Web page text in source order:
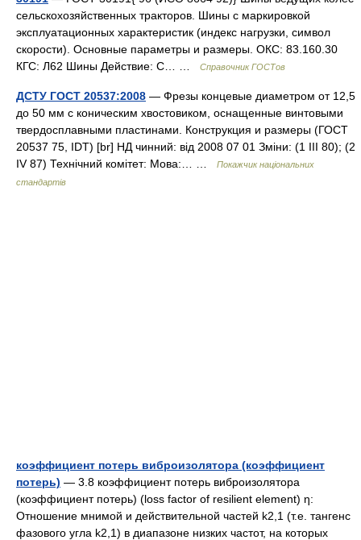
сельскохозяйственных тракторов. Шины с маркировкой
эксплуатационных характеристик (индекс нагрузки, символ
скорости). Основные параметры и размеры. ОКС: 83.160.30
КГС: Л62 Шины Действие: С… …
Справочник ГОСТов
ДСТУ ГОСТ 20537:2008 — Фрезы концевые диаметром от 12,5
до 50 мм с коническим хвостовиком, оснащенные винтовыми
твердосплавными пластинами. Конструкция и размеры (ГОСТ
20537 75, IDT) [br] НД чинний: від 2008 07 01 Зміни: (1 III 80); (2
IV 87) Технічний комітет: Мова:… …
Покажчик національних
стандартів
коэффициент потерь виброизолятора (коэффициент
потерь) — 3.8 коэффициент потерь виброизолятора
(коэффициент потерь) (loss factor of resilient element) η:
Отношение мнимой и действительной частей k2,1 (т.е. тангенс
фазового угла k2,1) в диапазоне низких частот, на которых